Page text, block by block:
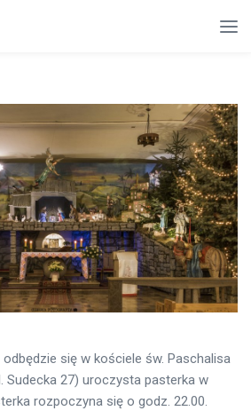
się w kościele św. Paschalisa
Sudecka 27) uroczysta pasterka w
rozpoczyna się o godz. 22.00.